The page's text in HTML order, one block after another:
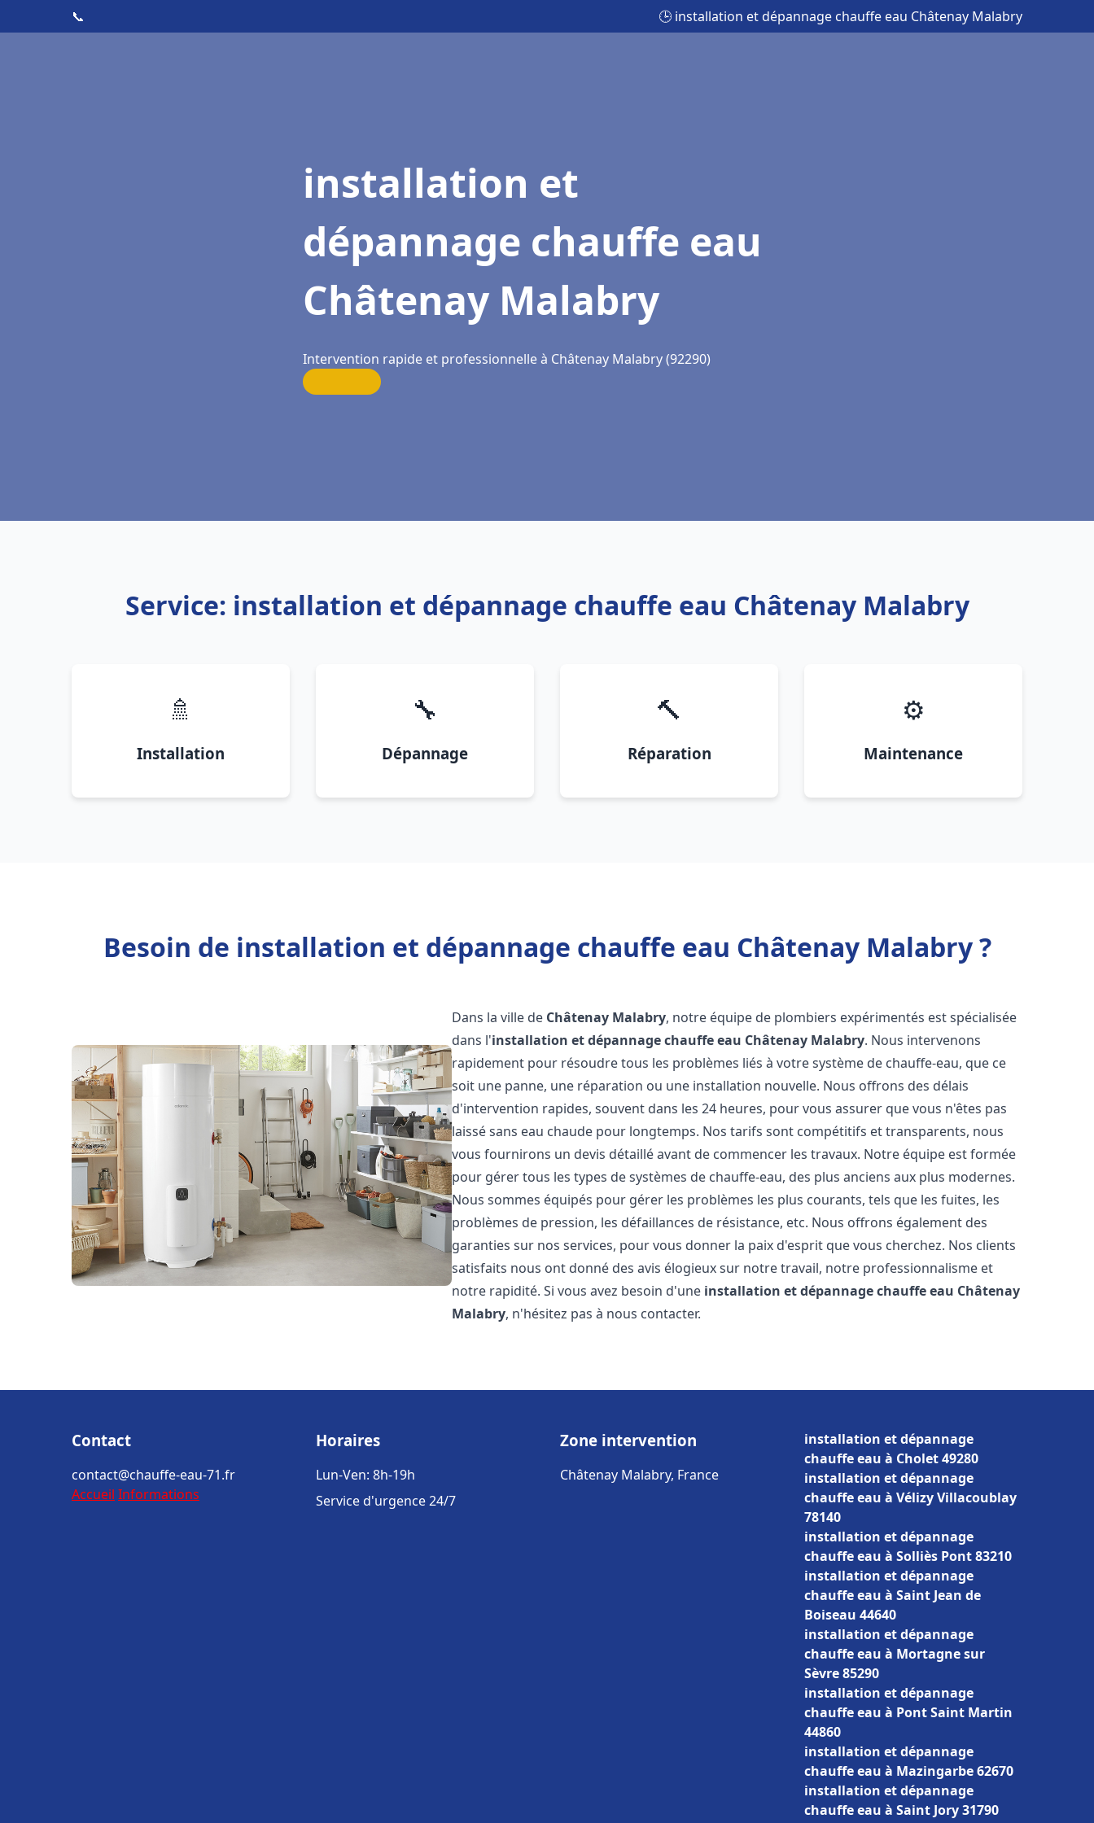
📞 🕒 installation et dépannage chauffe eau Châtenay Malabry
installation et
dépannage chauffe eau
Châtenay Malabry
Intervention rapide et professionnelle à Châtenay Malabry (92290)
Service: installation et dépannage chauffe eau Châtenay Malabry
🚿
Installation
🔧
Dépannage
🔨
Réparation
⚙️
Maintenance
Besoin de installation et dépannage chauffe eau Châtenay Malabry ?
Dans la ville de Châtenay Malabry, notre équipe de plombiers expérimentés est spécialisée
dans l'installation et dépannage chauffe eau Châtenay Malabry. Nous intervenons
rapidement pour résoudre tous les problèmes liés à votre système de chauffe-eau, que ce
soit une panne, une réparation ou une installation nouvelle. Nous offrons des délais
d'intervention rapides, souvent dans les 24 heures, pour vous assurer que vous n'êtes pas
laissé sans eau chaude pour longtemps. Nos tarifs sont compétitifs et transparents, nous
vous fournirons un devis détaillé avant de commencer les travaux. Notre équipe est formée
pour gérer tous les types de systèmes de chauffe-eau, des plus anciens aux plus modernes.
Nous sommes équipés pour gérer les problèmes les plus courants, tels que les fuites, les
problèmes de pression, les défaillances de résistance, etc. Nous offrons également des
garanties sur nos services, pour vous donner la paix d'esprit que vous cherchez. Nos clients
satisfaits nous ont donné des avis élogieux sur notre travail, notre professionnalisme et
notre rapidité. Si vous avez besoin d'une installation et dépannage chauffe eau Châtenay
Malabry, n'hésitez pas à nous contacter.
Contact
contact@chauffe-eau-71.fr
Accueil Informations
Horaires
Lun-Ven: 8h-19h
Service d'urgence 24/7
Zone intervention
Châtenay Malabry, France
installation et dépannage
chauffe eau à Cholet 49280
installation et dépannage
chauffe eau à Vélizy Villacoublay
78140
installation et dépannage
chauffe eau à Solliès Pont 83210
installation et dépannage
chauffe eau à Saint Jean de
Boiseau 44640
installation et dépannage
chauffe eau à Mortagne sur
Sèvre 85290
installation et dépannage
chauffe eau à Pont Saint Martin
44860
installation et dépannage
chauffe eau à Mazingarbe 62670
installation et dépannage
chauffe eau à Saint Jory 31790